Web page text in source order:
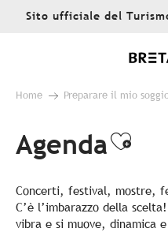
AllerSito ufficiale del
Home Preparare il mio
Agenda
Concerti, festival, mostre,
C’è l’imbarazzo della
vibra e si muove, dinamica